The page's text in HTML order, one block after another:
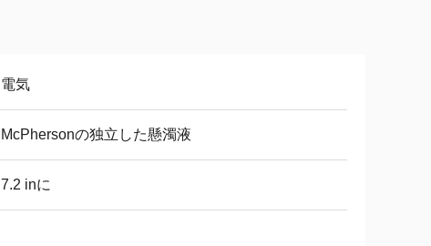
電気
McPhersonの独立した懸濁液
7.2 inに